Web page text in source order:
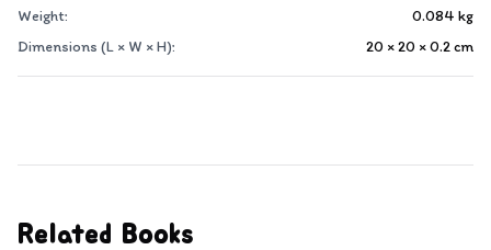
Weight:
0.084 kg
Dimensions (L × W × H):
20 × 20 × 0.2cm
Related Books